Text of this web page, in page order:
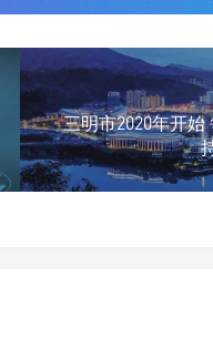
三明市2020年开